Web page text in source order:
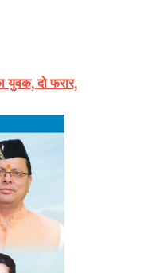
युवक, दो फरार,